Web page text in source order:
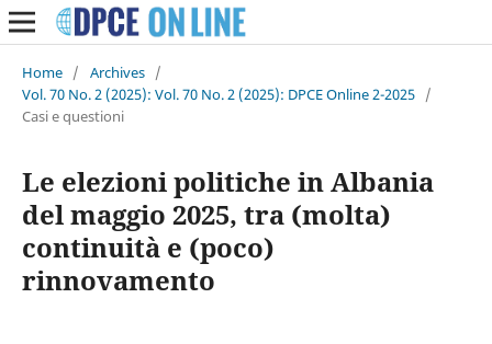
Home / Archives /
Vol. 70 No. 2 (2025): Vol. 70 No. 2 (2025): DPCE Online 2-2025 /
Casi e questioni
Le elezioni politiche in Albania
del maggio 2025, tra (molta)
continuità e (poco)
rinnovamento